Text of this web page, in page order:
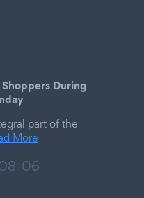
During
part of the
More
06